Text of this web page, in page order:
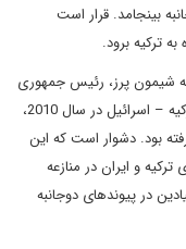
بینجامد. قرار است
ترکیه برود.
به شیمون پرز، رئیس جمهوری
وقت اسرائیل در داووس و نیز پس از قطع روابط ترکیه – اسرائیل در سال 2010،
بود. دشوار است که این
و ایران در منازعه
در پیوندهای دوجانبه